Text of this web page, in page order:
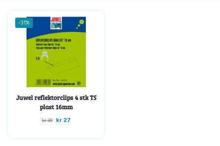
-31%
Juwel reflektorclips 4 stk T5
plast 16mm
kr39 kr 27